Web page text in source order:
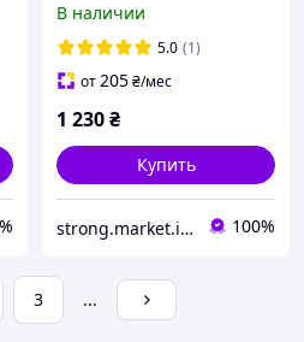
В наличии
5.0 (1)
от205₴/мес
1 230₴
Купить
strong.market.in.ua 100%
3 ...